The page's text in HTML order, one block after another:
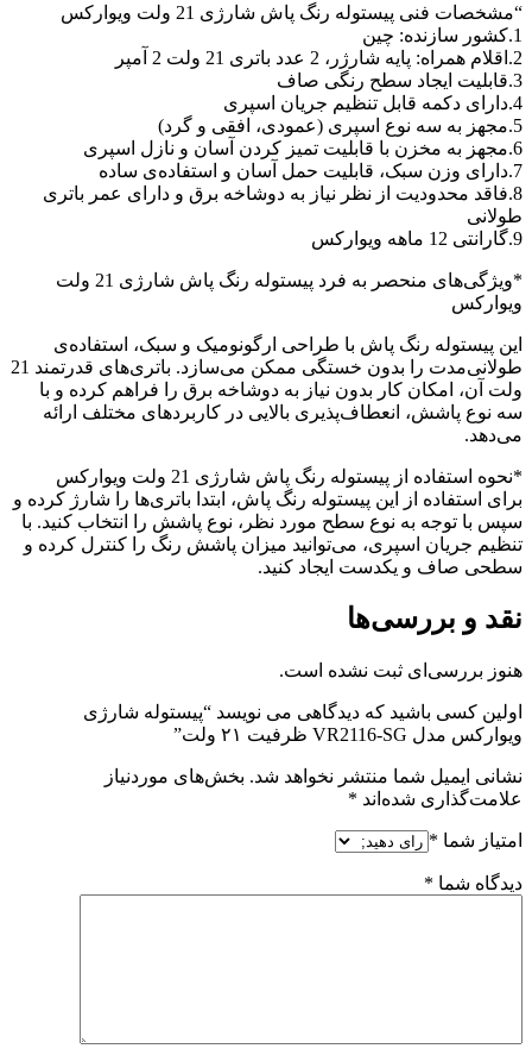
“مشخصات فنی پیستوله رنگ پاش شارژی 21 ولت ویوارکس
1.کشور سازنده: چین
2.اقلام همراه: پایه شارژر، 2 عدد باتری 21 ولت 2 آمپر
3.قابلیت ایجاد سطح رنگی صاف
4.دارای دکمه قابل تنظیم جریان اسپری
5.مجهز به سه نوع اسپری (عمودی، افقی و گرد)
6.مجهز به مخزن با قابلیت تمیز کردن آسان و نازل اسپری
7.دارای وزن سبک، قابلیت حمل آسان و استفاده‌ی ساده
8.فاقد محدودیت از نظر نیاز به دوشاخه برق و دارای عمر باتری
طولانی
9.گارانتی 12 ماهه ویوارکس
*ویژگی‌های منحصر به فرد پیستوله رنگ پاش شارژی 21 ولت
ویوارکس
این پیستوله رنگ پاش با طراحی ارگونومیک و سبک، استفاده‌ی
طولانی‌مدت را بدون خستگی ممکن می‌سازد. باتری‌های قدرتمند 21
ولت آن، امکان کار بدون نیاز به دوشاخه برق را فراهم کرده و با
سه نوع پاشش، انعطاف‌پذیری بالایی در کاربردهای مختلف ارائه
می‌دهد.
*نحوه استفاده از پیستوله رنگ پاش شارژی 21 ولت ویوارکس
برای استفاده از این پیستوله رنگ پاش، ابتدا باتری‌ها را شارژ کرده و
سپس با توجه به نوع سطح مورد نظر، نوع پاشش را انتخاب کنید. با
تنظیم جریان اسپری، می‌توانید میزان پاشش رنگ را کنترل کرده و
سطحی صاف و یکدست ایجاد کنید.
نقد و بررسی‌ها
هنوز بررسی‌ای ثبت نشده است.
اولین کسی باشید که دیدگاهی می نویسد “پیستوله شارژی
ویوارکس مدل VR2116-SG ظرفیت ۲۱ ولت”
نشانی ایمیل شما منتشر نخواهد شد. بخش‌های موردنیاز
علامت‌گذاری شده‌اند *
امتیاز شما *
دیدگاه شما *